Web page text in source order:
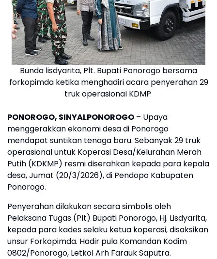
Bunda lisdyarita, Plt. Bupati Ponorogo bersama
forkopimda ketika menghadiri acara penyerahan 29
truk operasional KDMP
PONOROGO, SINYALPONOROGO – Upaya
menggerakkan ekonomi desa di Ponorogo
mendapat suntikan tenaga baru. Sebanyak 29 truk
operasional untuk Koperasi Desa/Kelurahan Merah
Putih (KDKMP) resmi diserahkan kepada para kepala
desa, Jumat (20/3/2026), di Pendopo Kabupaten
Ponorogo.
Penyerahan dilakukan secara simbolis oleh
Pelaksana Tugas (Plt) Bupati Ponorogo, Hj. Lisdyarita,
kepada para kades selaku ketua koperasi, disaksikan
unsur Forkopimda. Hadir pula Komandan Kodim
0802/Ponorogo, Letkol Arh Farauk Saputra.